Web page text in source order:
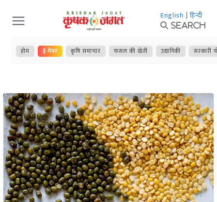
Skip
to
content
English | हिन्दी
Search
होम ई-पेपर कृषि समाचार फसल की खेती उद्यानिकी सरकारी